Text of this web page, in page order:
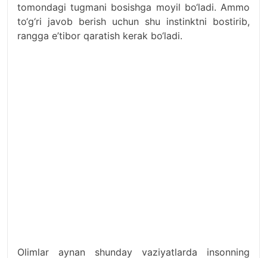
tomondagi tugmani bosishga moyil bo‘ladi. Ammo
to‘g‘ri javob berish uchun shu instinktni bostirib,
rangga e’tibor qaratish kerak bo‘ladi.
Olimlar aynan shunday vaziyatlarda insonning